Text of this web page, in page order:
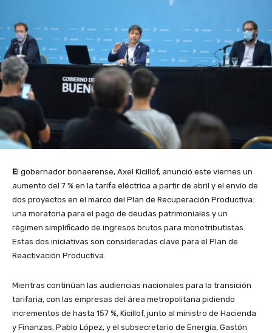
El gobernador bonaerense, Axel Kicillof, anunció este viernes un
aumento del 7 % en la tarifa eléctrica a partir de abril y el envío de
dos proyectos en el marco del Plan de Recuperación Productiva:
una moratoria para el pago de deudas patrimoniales y un
régimen simplificado de ingresos brutos para monotributistas.
Estas dos iniciativas son consideradas clave para el Plan de
Reactivación Productiva.
Mientras continúan las audiencias nacionales para la transición
tarifaria, con las empresas del área metropolitana pidiendo
incrementos de hasta 157 %, Kicillof, junto al ministro de Hacienda
y Finanzas, Pablo López, y el subsecretario de Energía, Gastón